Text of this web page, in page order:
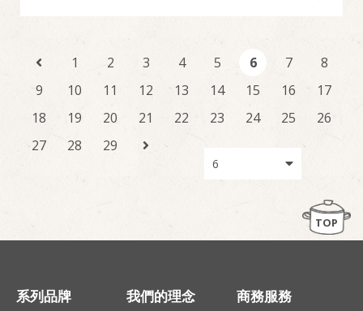
1 2 3 4 5 6 7
8
9
10 11 12 13 14 15 16
17
18
19 20 21 22 23 24 25
26
27
28 29
TOP
系列品牌 我們的理念 商務服務